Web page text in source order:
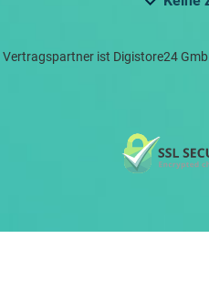
ist Digistore24